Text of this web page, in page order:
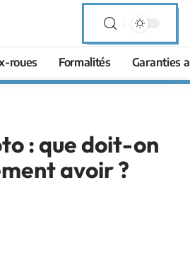
roues Formalités Garanties
: que doit-on
avoir ?